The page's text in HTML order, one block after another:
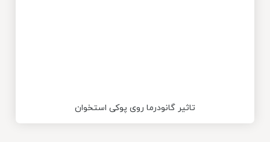
تاثیر گانودرما روی پوکی استخوان